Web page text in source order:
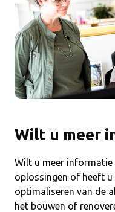
Wilt u meer
Wilt u meer informatie
oplossingen of heeft
optimaliseren van de
het bouwen of